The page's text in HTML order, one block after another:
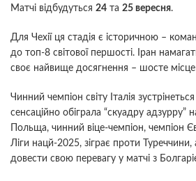
Матчі відбудуться 24 та 25 вересня.
Для Чехії ця стадія є історичною –
до топ-8 світової першості. Іран
своє найвище досягнення – шосте
Чинний чемпіон світу Італія
сенсаційно обіграла “скуадру адзурру”
Польща, чинний віце-чемпіон, чемпіон
Ліги нацй-2025, зіграє проти
довести свою перевагу у матчі з